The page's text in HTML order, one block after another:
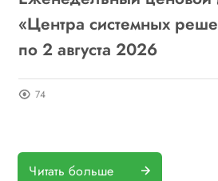
«Центра системных
по 2 августа 2026
74
Читать больше